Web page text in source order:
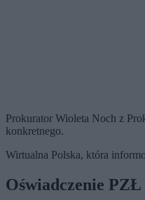
Prokurator Wioleta Noch z
konkretnego.
Wirtualna Polska, która
Oświadczenie PZŁ